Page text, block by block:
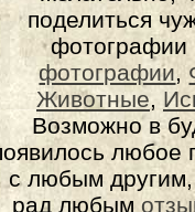
поделиться
фотографии
фотографии,
Животные,
Возможно в
любое
с любым
рад любым